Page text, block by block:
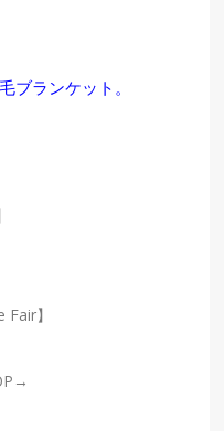
ブランケット。
】